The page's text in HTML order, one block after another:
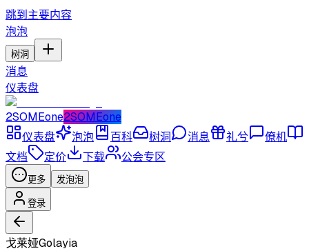
跳到主要内容
泡泡
树洞
消息
仪表盘
2SOMEone2SOMEone
仪表盘
泡泡 百科 树洞 消息 礼兮
僚机
文档
定价 下载 公会专区
更多 发泡泡
登录
戈莱娅Golayia